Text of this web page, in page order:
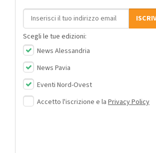
Indirizzo email
Scegli le tue edizioni:
News Alessandria
News Pavia
Eventi Nord-Ovest
Accetto l'iscrizione e la Privacy Policy